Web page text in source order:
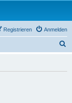
Anmelden
Registrieren